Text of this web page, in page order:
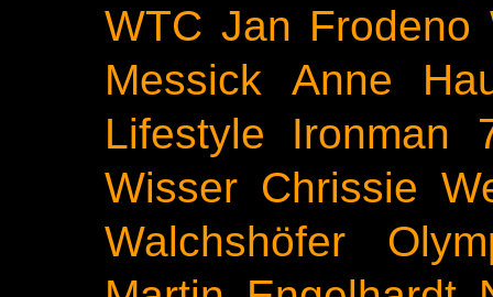
WTC Jan Frodeno
Messick
Anne
Lifestyle
Ironman
Wisser Chrissie
Walchshöfer